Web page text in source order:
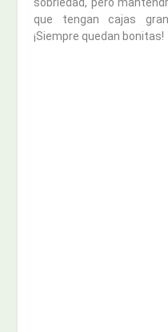
sobriedad, pero
que tengan cajas
¡Siempre quedan bonitas!